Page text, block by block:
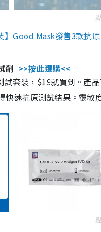
】Good Mask發售3款抗
劑 >>按此選購<<
試套裝，$19就買到。產
快速抗原測試結果。靈敏